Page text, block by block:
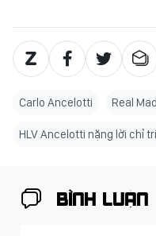
Carlo Ancelotti Real
HLV Ancelotti nặng lời chỉ
BÌNH LUẬN